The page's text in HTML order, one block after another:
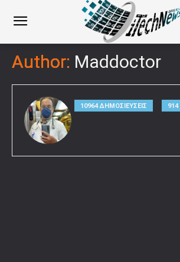
Author: Maddoctor
10964 ΔΗΜΟΣΙΕΥΣΕΙΣ